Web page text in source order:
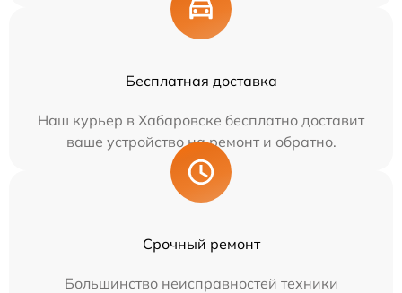
Бесплатная доставка
Наш курьер в Хабаровске бесплатно доставит
ваше устройство на ремонт и обратно.
Срочный ремонт
Большинство неисправностей техники